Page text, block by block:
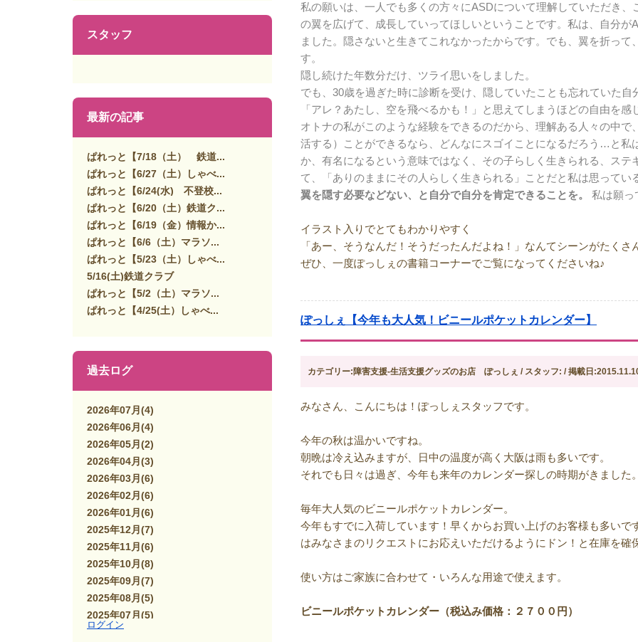
私の願いは、一人でも多くの方々にASDについて理解していただき
の翼を広げて、成長していってほしいということです。私は、自分
ました。隠さないと生きてこれなかったからです。でも、翼を折っ
す。
隠し続けた年数分だけ、ツライ思いをしました。
でも、30歳を過ぎた時に診断を受け、隠していたことも忘れていた
「アレ？あたし、空を飛べるかも！」と思えてしまうほどの自由を感
オトナの私がこのような経験をできるのだから、理解ある人々の中
活する）ことができるなら、どんなにスゴイことになるだろう…と私
か、有名になるという意味ではなく、その子らしく生きられる、ス
て、「ありのままにその人らしく生きられる」ことだと私は思ってい
翼を隠す必要などない、と自分で自分を肯定できることを。
私は願っ
イラスト入りでとてもわかりやすく
「あー、そうなんだ！そうだったんだよね！」なんてシーンがたくさ
ぜひ、一度ぽっしぇの書籍コーナーでご覧になってくださいね♪
ぽっしぇ【今年も大人気！ビニールポケットカレンダー】
カテゴリー:障害支援-生活支援グッズのお店 ぽっしぇ / スタッフ: / 掲載日
みなさん、こんにちは！ぽっしぇスタッフです。
今年の秋は温かいですね。
朝晩は冷え込みますが、日中の温度が高く大阪は雨も多いです。
それでも日々は過ぎ、今年も来年のカレンダー探しの時期がきました。
毎年大人気のビニールポケットカレンダー。
今年もすでに入荷しています！早くからお買い上げのお客様も多いで
はみなさまのリクエストにお応えいただけるようにドン！と在庫を確
使い方はご家族に合わせて・いろんな用途で使えます。
ビニールポケットカレンダー（税込み価格：２７００円）
スタッフ
最新の記事
ぱれっと【7/18（土） 鉄道...
ぱれっと【6/27（土）しゃべ...
ぱれっと【6/24(水) 不登校...
ぱれっと【6/20（土）鉄道ク...
ぱれっと【6/19（金）情報か...
ぱれっと【6/6（土）マラソ...
ぱれっと【5/23（土）しゃべ...
5/16(土)鉄道クラブ
ぱれっと【5/2（土）マラソ...
ぱれっと【4/25(土）しゃべ...
過去ログ
2026年07月 (4)
2026年06月 (4)
2026年05月 (2)
2026年04月 (3)
2026年03月 (6)
2026年02月 (6)
2026年01月 (6)
2025年12月 (7)
2025年11月 (6)
2025年10月 (8)
2025年09月 (7)
2025年08月 (5)
2025年07月 (5)
2025年06月
ログイン